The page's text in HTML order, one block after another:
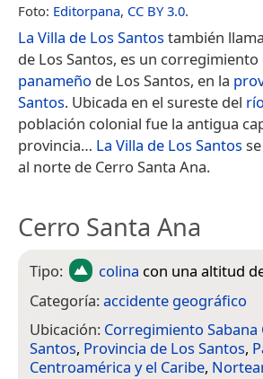
Foto: Editorpana, CC BY 3.0.
La Villa de Los Santostambién
de Los Santos, es un
panameño de Los Santos, en la
Santos.​ Ubicada en el sureste del
población colonial fue la antigua
provincia… La Villa de Los Santos
al norte de Cerro Santa Ana.
Cerro Santa Ana
Tipo: colina con una altitud
Categoría:accidente geográfico
Ubicación: Corregimiento Sabana
Santos, Provincia de Los Santos,
Centroamérica y el Caribe,